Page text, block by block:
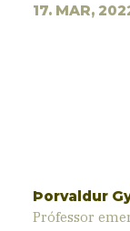
17. MAR,
Þorvaldur
Prófessor